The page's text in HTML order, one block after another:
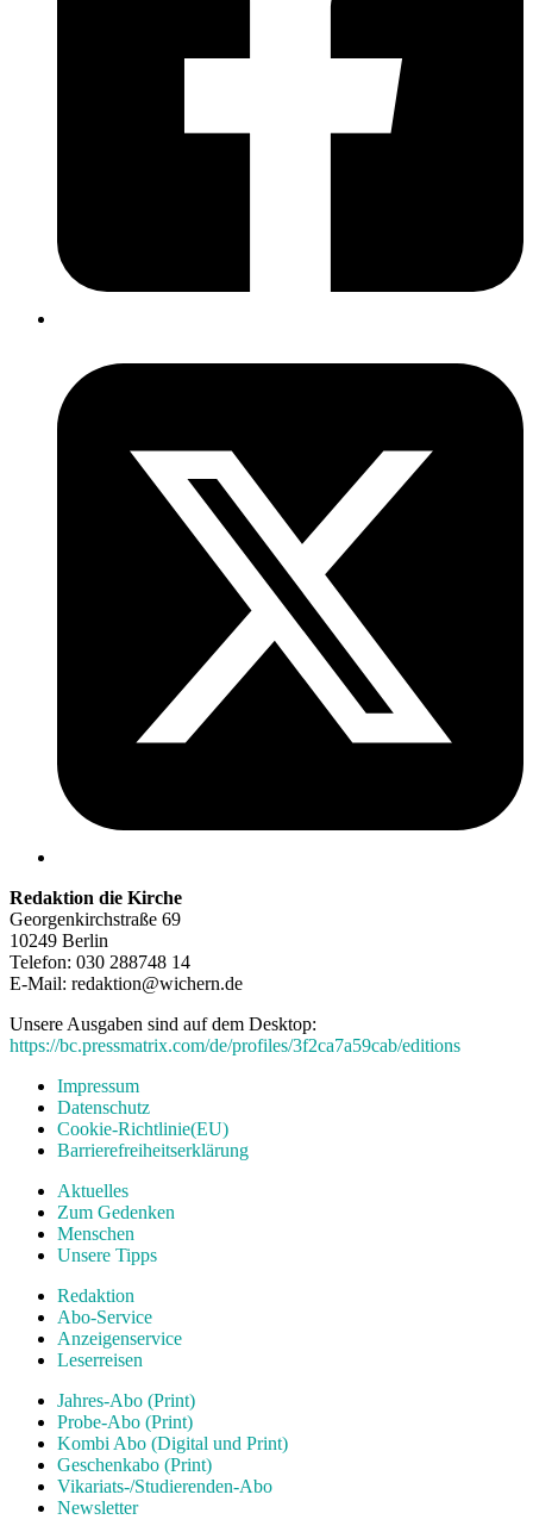
Redaktion die Kirche
Georgenkirchstraße 69
10249 Berlin
Telefon: 030 288748 14
E-Mail: redaktion@wichern.de
Unsere Ausgaben sind auf dem Desktop:
https://bc.pressmatrix.com/de/profiles/3f2ca7a59cab/editions
Impressum
Datenschutz
Cookie-Richtlinie(EU)
Barrierefreiheitserklärung
Aktuelles
Zum Gedenken
Menschen
Unsere Tipps
Redaktion
Abo-Service
Anzeigenservice
Leserreisen
Jahres-Abo (Print)
Probe-Abo (Print)
Kombi Abo (Digital und Print)
Geschenkabo (Print)
Vikariats-/Studierenden-Abo
Newsletter